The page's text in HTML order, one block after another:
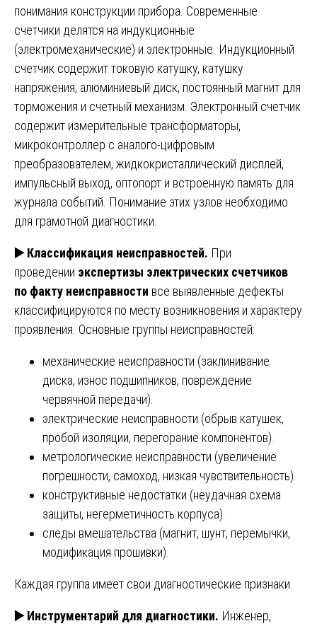
понимания конструкции прибора. Современные
счетчики делятся на индукционные
(электромеханические) и электронные. Индукционный
счетчик содержит токовую катушку, катушку
напряжения, алюминиевый диск, постоянный магнит для
торможения и счетный механизм. Электронный счетчик
содержит измерительные трансформаторы,
микроконтроллер с аналого-цифровым
преобразователем, жидкокристаллический дисплей,
импульсный выход, оптопорт и встроенную память для
журнала событий. Понимание этих узлов необходимо
для грамотной диагностики.
▶️Классификация неисправностей. При
проведении экспертизы электрических счетчиков
по факту неисправности все выявленные дефекты
классифицируются по месту возникновения и характеру
проявления. Основные группы неисправностей:
механические неисправности (заклинивание
диска, износ подшипников, повреждение
червячной передачи).
электрические неисправности (обрыв катушек,
пробой изоляции, перегорание компонентов).
метрологические неисправности (увеличение
погрешности, самоход, низкая чувствительность).
конструктивные недостатки (неудачная схема
защиты, негерметичность корпуса).
следы вмешательства (магнит, шунт, перемычки,
модификация прошивки).
Каждая группа имеет свои диагностические признаки.
▶️Инструментарий для диагностики. Инженер,